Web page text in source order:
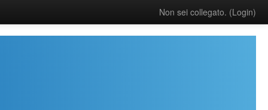
Non sei collegato. (Login)